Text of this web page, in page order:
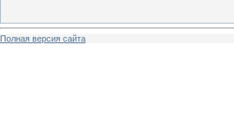
Полная версия сайта